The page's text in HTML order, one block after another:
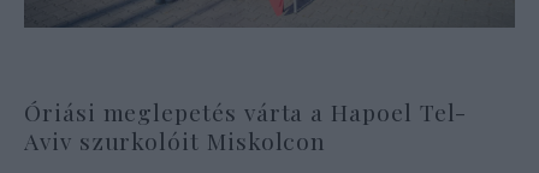
Óriási meglepetés várta a Hapoel Tel-
Aviv szurkolóit Miskolcon